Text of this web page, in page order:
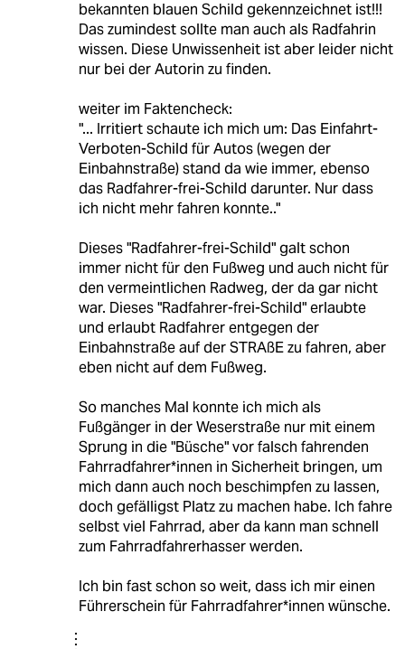
bekannten blauen Schild gekennzeichnet ist!!!
Das zumindest sollte man auch als Radfahrin
wissen. Diese Unwissenheit ist aber leider nicht
nur bei der Autorin zu finden.
weiter im Faktencheck:
"... Irritiert schaute ich mich um: Das Einfahrt-
Verboten-Schild für Autos (wegen der
Einbahnstraße) stand da wie immer, ebenso
das Radfahrer-frei-Schild darunter. Nur dass
ich nicht mehr fahren konnte.."
Dieses "Radfahrer-frei-Schild" galt schon
immer nicht für den Fußweg und auch nicht für
den vermeintlichen Radweg, der da gar nicht
war. Dieses "Radfahrer-frei-Schild" erlaubte
und erlaubt Radfahrer entgegen der
Einbahnstraße auf der STRAßE zu fahren, aber
eben nicht auf dem Fußweg.
So manches Mal konnte ich mich als
Fußgänger in der Weserstraße nur mit einem
Sprung in die "Büsche" vor falsch fahrenden
Fahrradfahrer*innen in Sicherheit bringen, um
mich dann auch noch beschimpfen zu lassen,
doch gefälligst Platz zu machen habe. Ich fahre
selbst viel Fahrrad, aber da kann man schnell
zum Fahrradfahrerhasser werden.
Ich bin fast schon so weit, dass ich mir einen
Führerschein für Fahrradfahrer*innen wünsche.